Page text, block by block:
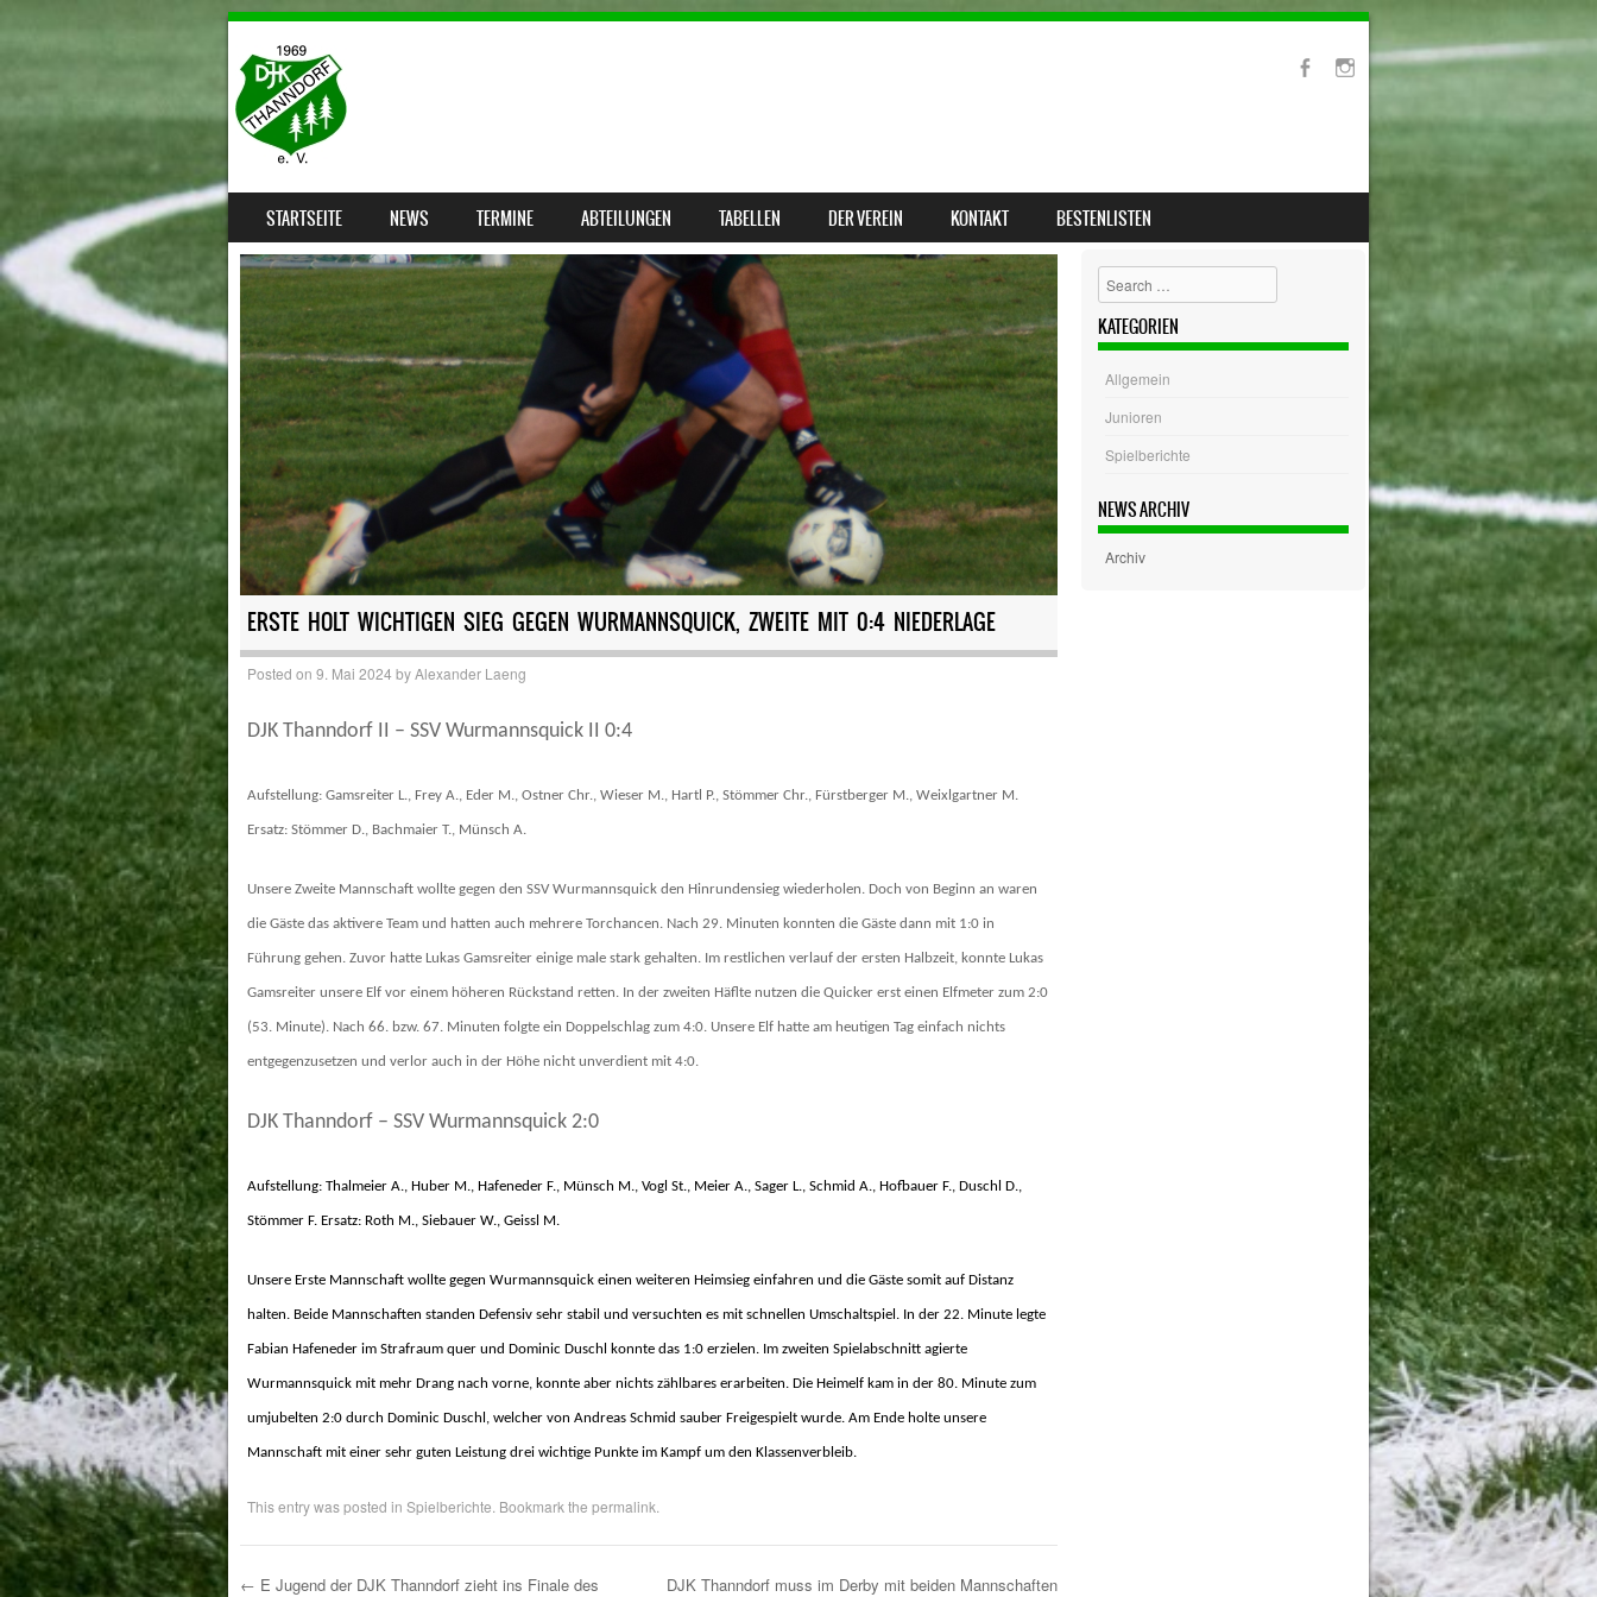
MENU
SKIP TO CONTENT
STARTSEITE NEWS TERMINE ABTEILUNGEN TABELLEN DER VEREIN KONTAKT BESTENLISTEN
ERSTE HOLT WICHTIGEN SIEG GEGEN WURMANNSQUICK, ZWEITE MIT 0:4 NIEDERLAGE
Posted on 9. Mai 2024 byAlexander Laeng
DJK Thanndorf II – SSV Wurmannsquick II 0:4
Aufstellung: Gamsreiter L., Frey A., Eder M., Ostner Chr., Wieser M., Hartl P., Stömmer Chr., Fürstberger M., Weixlgartner M.
Ersatz: Stömmer D., Bachmaier T., Münsch A.
Unsere Zweite Mannschaft wollte gegen den SSV Wurmannsquick den Hinrundensieg wiederholen. Doch von Beginn an waren
die Gäste das aktivere Team und hatten auch mehrere Torchancen. Nach 29. Minuten konnten die Gäste dann mit 1:0 in
Führung gehen. Zuvor hatte Lukas Gamsreiter einige male stark gehalten. Im restlichen verlauf der ersten Halbzeit, konnte Lukas
Gamsreiter unsere Elf vor einem höheren Rückstand retten. In der zweiten Häflte nutzen die Quicker erst einen Elfmeter zum 2:0
(53. Minute). Nach 66. bzw. 67. Minuten folgte ein Doppelschlag zum 4:0. Unsere Elf hatte am heutigen Tag einfach nichts
entgegenzusetzen und verlor auch in der Höhe nicht unverdient mit 4:0.
DJK Thanndorf – SSV Wurmannsquick 2:0
Aufstellung: Thalmeier A., Huber M., Hafeneder F., Münsch M., Vogl St., Meier A., Sager L., Schmid A., Hofbauer F., Duschl D.,
Stömmer F. Ersatz: Roth M., Siebauer W., Geissl M.
Unsere Erste Mannschaft wollte gegen Wurmannsquickeinen weiteren Heimsieg einfahren und die Gäste somit auf Distanz
halten. Beide Mannschaften standen Defensiv sehr stabil und versuchten es mit schnellen Umschaltspiel. In der 22. Minute legte
Fabian Hafeneder im Strafraum quer und Dominic Duschl konnte das 1:0 erzielen. Im zweiten Spielabschnitt agierte
Wurmannsquick mit mehr Drang nach vorne, konnte aber nichts zählbares erarbeiten. Die Heimelf kam in der 80. Minute zum
umjubelten 2:0 durch Dominic Duschl, welcher von Andreas Schmid sauber Freigespielt wurde. Am Ende holte unsere
Mannschaft mit einer sehr guten Leistung drei wichtige Punkte im Kampf um den Klassenverbleib.
This entry was posted in Spielberichte . Bookmark the permalink
← E Jugend der DJK Thanndorf zieht ins Finale des DJK Thanndorf muss im Derby mit beiden Mannschaften
Search
KATEGORIEN
Allgemein
Junioren
Spielberichte
NEWS ARCHIV
Archiv